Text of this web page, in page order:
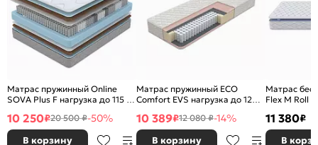
Матрас пружинный Online
SOVA Plus F нагрузка до 115 кг
10 250₽20 500 ₽-50%
В корзину
Матрас пружинный ECO
Comfort EVS нагрузка до 120
10 389₽12 080 ₽-14%
В корзину
Матрас
Flex M Roll
11 380₽
В